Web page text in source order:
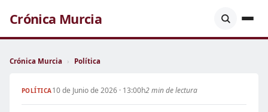
Crónica Murcia
Crónica Murcia › Política
POLÍTICA10 de Junio de 2026 · 13:00h2 min de lectura